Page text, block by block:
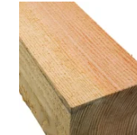
Dit
product
heeft
meerdere
variaties.
Deze
optie